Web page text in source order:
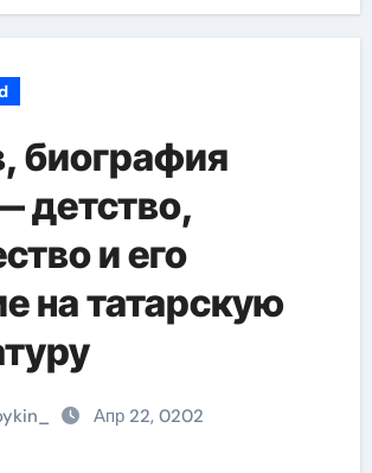
биография
детство,
и его
на татарскую
Апр 22, 0202